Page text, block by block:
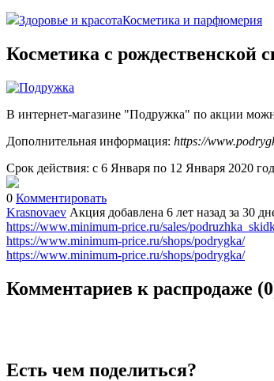
Здоровье и красотаКосметика и парфюмерия
Косметика с рождественской
В интернет-магазине "Подружка" по акции
Дополнительная информация: https://
Срок действия: с 6 Января по 12 Января 2020
0 Комментировать
Krasnovaev Акция добавлена 6 лет назад за 30
https://www.minimum-price.ru/sales/
https://www.minimum-price.ru/shops/podrygka/
https://www.minimum-price.ru/shops/podrygka/
Комментариев к распродаже (0
Есть чем поделиться?